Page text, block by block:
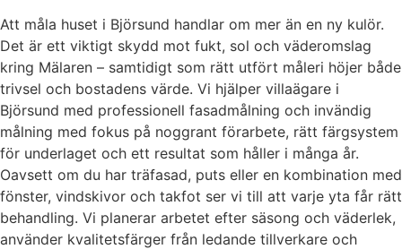
Att måla huset i Björsund handlar om mer än en ny kulör.
Det är ett viktigt skydd mot fukt, sol och väderomslag
kring Mälaren – samtidigt som rätt utfört måleri höjer både
trivsel och bostadens värde. Vi hjälper villaägare i
Björsund med professionell fasadmålning och invändig
målning med fokus på noggrant förarbete, rätt färgsystem
för underlaget och ett resultat som håller i många år.
Oavsett om du har träfasad, puts eller en kombination med
fönster, vindskivor och takfot ser vi till att varje yta får rätt
behandling. Vi planerar arbetet efter säsong och väderlek,
använder kvalitetsfärger från ledande tillverkare och